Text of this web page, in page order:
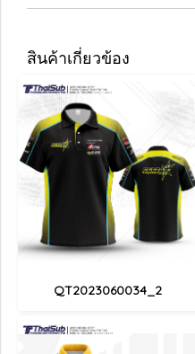
สินค้าเกี่ยวข้อง
QT2023060034_2